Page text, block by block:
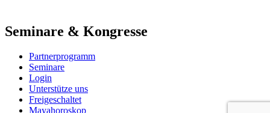
Seminare & Kongresse
Partnerprogramm
Seminare
Login
Unterstütze uns
Freigeschaltet
Mayahoroskop